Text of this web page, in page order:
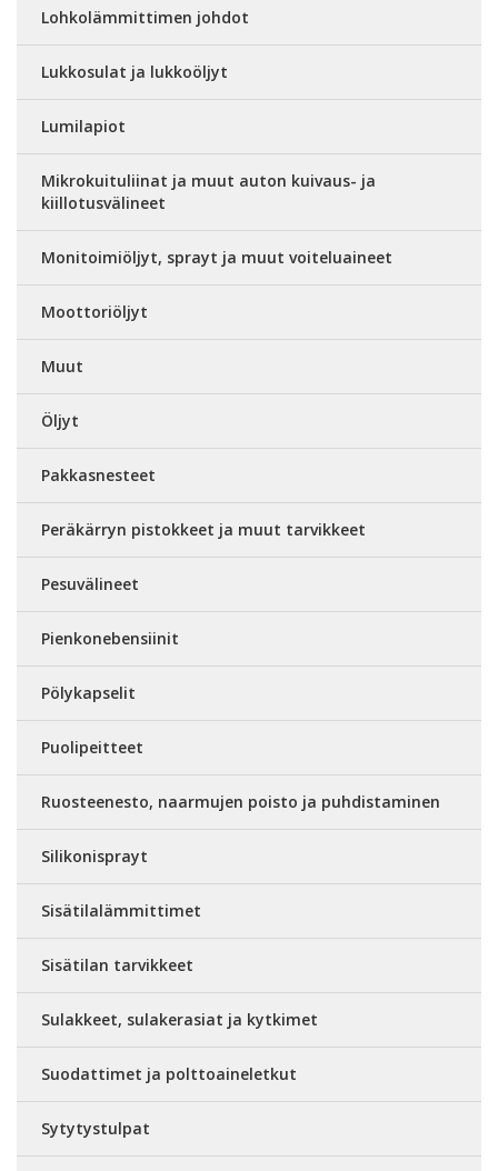
Lohkolämmittimen johdot
Lukkosulat ja lukkoöljyt
Lumilapiot
Mikrokuituliinat ja muut auton kuivaus- ja
kiillotusvälineet
Monitoimiöljyt, sprayt ja muut voiteluaineet
Moottoriöljyt
Muut
Öljyt
Pakkasnesteet
Peräkärryn pistokkeet ja muut tarvikkeet
Pesuvälineet
Pienkonebensiinit
Pölykapselit
Puolipeitteet
Ruosteenesto, naarmujen poisto ja puhdistaminen
Silikonisprayt
Sisätilalämmittimet
Sisätilan tarvikkeet
Sulakkeet, sulakerasiat ja kytkimet
Suodattimet ja polttoaineletkut
Sytytystulpat